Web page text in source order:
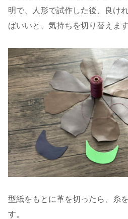
明で、人形で試作した後、良け
ばいいと、気持ちを切り替えます
型紙をもとに革を切ったら、糸
す。